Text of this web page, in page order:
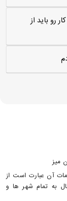
رو باید از
میز
88 آغاز نموده و خدمات آن عبارت است از
به تمام شهر ها و